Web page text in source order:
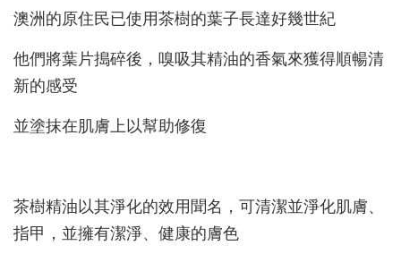
澳洲的原住民已使用茶樹的葉子長達好幾世紀
他們將葉片搗碎後，嗅吸其精油的香氣來獲得順暢清
新的感受
並塗抹在肌膚上以幫助修復
茶樹精油以其淨化的效用聞名，可清潔並淨化肌膚、
指甲，並擁有潔淨、健康的膚色